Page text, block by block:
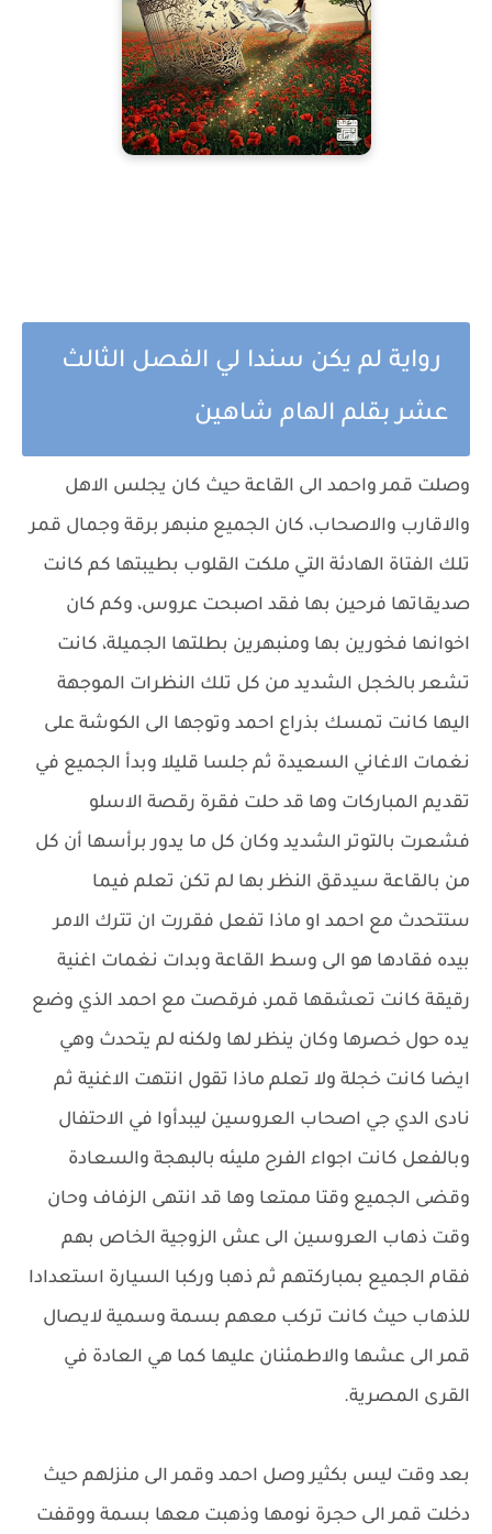
رواية لم يكن سندا لي الفصل الثالث
عشر بقلم الهام شاهين
وصلت قمر واحمد الى القاعة حيث كان يجلس الاهل
والاقارب والاصحاب، كان الجميع منبهر برقة وجمال قمر
تلك الفتاة الهادئة التي ملكت القلوب بطيبتها كم كانت
صديقاتها فرحين بها فقد اصبحت عروس، وكم كان
اخوانها فخورين بها ومنبهرين بطلتها الجميلة، كانت
تشعر بالخجل الشديد من كل تلك النظرات الموجهة
اليها كانت تمسك بذراع احمد وتوجها الى الكوشة على
نغمات الاغاني السعيدة ثم جلسا قليلا وبدأ الجميع في
تقديم المباركات وها قد حلت فقرة رقصة الاسلو
فشعرت بالتوتر الشديد وكان كل ما يدور برأسها أن كل
من بالقاعة سيدقق النظر بها لم تكن تعلم فيما
ستتحدث مع احمد او ماذا تفعل فقررت ان تترك الامر
بيده فقادها هو الى وسط القاعة وبدات نغمات اغنية
رقيقة كانت تعشقها قمر، فرقصت مع احمد الذي وضع
يده حول خصرها وكان ينظر لها ولكنه لم يتحدث وهي
ايضا كانت خجلة ولا تعلم ماذا تقول انتهت الاغنية ثم
نادى الدي جي اصحاب العروسين ليبدأوا في الاحتفال
وبالفعل كانت اجواء الفرح مليئه بالبهجة والسعادة
وقضى الجميع وقتا ممتعا وها قد انتهى الزفاف وحان
وقت ذهاب العروسين الى عش الزوجية الخاص بهم
فقام الجميع بمباركتهم ثم ذهبا وركبا السيارة استعدادا
للذهاب حيث كانت تركب معهم بسمة وسمية لايصال
قمر الى عشها والاطمئنان عليها كما هي العادة في
القرى المصرية.
بعد وقت ليس بكثير وصل احمد وقمر الى منزلهم حيث
دخلت قمر الى حجرة نومها وذهبت معها بسمة ووقفت